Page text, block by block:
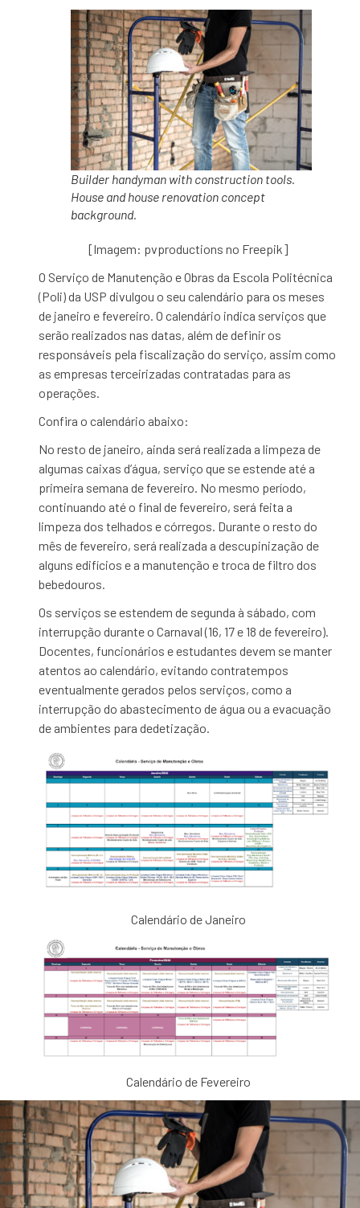
Builder handyman with construction tools.
House and house renovation concept
background.
[Imagem: pvproductions no Freepik]
O Serviço de Manutenção e Obras da Escola Politécnica
(Poli) da USP divulgou o seu calendário para os meses
de janeiro e fevereiro. O calendário indica serviços que
serão realizados nas datas, além de definir os
responsáveis pela fiscalização do serviço, assim como
as empresas terceirizadas contratadas para as
operações.
Confira o calendário abaixo:
No resto de janeiro, ainda será realizada a limpeza de
algumas caixas d’água, serviço que se estende até a
primeira semana de fevereiro. No mesmo período,
continuando até o final de fevereiro, será feita a
limpeza dos telhados e córregos. Durante o resto do
mês de fevereiro, será realizada a descupinização de
alguns edifícios e a manutenção e troca de filtro dos
bebedouros.
Os serviços se estendem de segunda à sábado, com
interrupção durante o Carnaval (16, 17 e 18 de fevereiro).
Docentes, funcionários e estudantes devem se manter
atentos ao calendário, evitando contratempos
eventualmente gerados pelos serviços, como a
interrupção do abastecimento de água ou a evacuação
de ambientes para dedetização.
Calendário de Janeiro
Calendário de Fevereiro